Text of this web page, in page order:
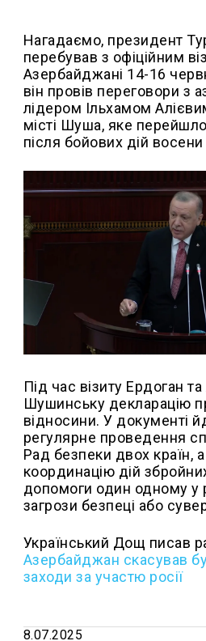
Нагадаємо, президент
перебував з офіційним
Азербайджані 14-16
він провів переговори з
лідером Ільхамом
місті Шуша, яке
після бойових дій
Під час візиту Ердоган
Шушинську декларацію
відносини. У документі
регулярне проведення
Рад безпеки двох країн,
координацію дій
допомоги один одному у
загрози безпеці або
Український Дощ писав
Азербайджан скасував
заходи за участю росії
8.07.2025